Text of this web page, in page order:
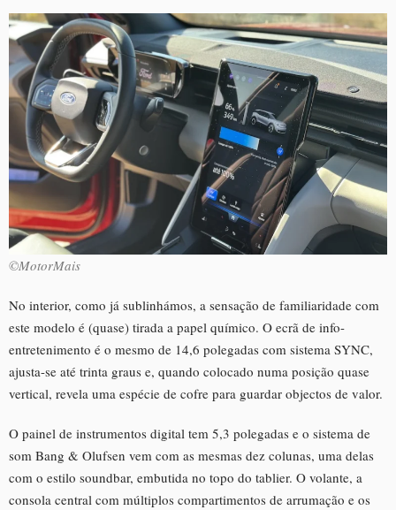
©MotorMais
No interior, como já sublinhámos, a sensação de familiaridade com
este modelo é (quase) tirada a papel químico. O ecrã de info-
entretenimento é o mesmo de 14,6 polegadas com sistema SYNC,
ajusta-se até trinta graus e, quando colocado numa posição quase
vertical, revela uma espécie de cofre para guardar objectos de valor.
O painel de instrumentos digital tem 5,3 polegadas e o sistema de
som Bang & Olufsen vem com as mesmas dez colunas, uma delas
com o estilo soundbar, embutida no topo do tablier. O volante, a
consola central com múltiplos compartimentos de arrumação e os